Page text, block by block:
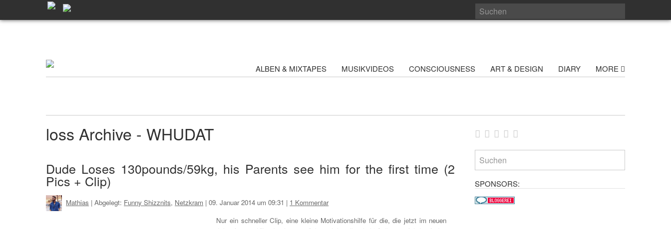
ALBEN & MIXTAPES MUSIKVIDEOS CONSCIOUSNESS ART & DESIGN DIARY MORE
loss Archive - WHUDAT
Dude Loses 130pounds/59kg, his Parents see him for the first time (2
Pics + Clip)
Mathias | Abgelegt: Funny Shizznits, Netzkram |09. Januar 2014 um 09:31 | 1 Kommentar
Nur ein schneller Clip, eine kleine Motivationshilfe für die, die jetzt im neuen
SPONSORS: